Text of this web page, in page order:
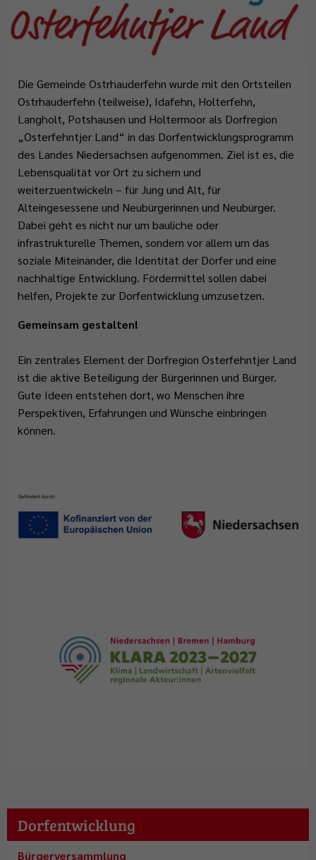
Abfallentsorgung
Geschichte
Plattdeutschbeauftragter
Wahlen
Flüchtlingsstützpunkt
Tafel Ostrhauderfehn
Treffpunkt Anleger
Erwachsenenbildung
Gemeindeentwicklungskonzept
Die Gemeinde Ostrhauderfehn wurde mit den Ortsteilen
Ostrhauderfehn (teilweise), Idafehn, Holterfehn,
Langholt, Potshausen und Holtermoor als Dorfregion
„Osterfehntjer Land“ in das Dorfentwicklungsprogramm
des Landes Niedersachsen aufgenommen. Ziel ist es, die
Lebensqualität vor Ort zu sichern und
weiterzuentwickeln – für Jung und Alt, für
Alteingesessene und Neubürgerinnen und Neubürger.
Dabei geht es nicht nur um bauliche oder
infrastrukturelle Themen, sondern vor allem um das
soziale Miteinander, die Identität der Dörfer und eine
nachhaltige Entwicklung. Fördermittel sollen dabei
helfen, Projekte zur Dorfentwicklung umzusetzen.
Gemeinsam gestalten!
Ein zentrales Element der Dorfregion Osterfehntjer Land
ist die aktive Beteiligung der Bürgerinnen und Bürger.
Gute Ideen entstehen dort, wo Menschen ihre
Perspektiven, Erfahrungen und Wünsche einbringen
können.
Dorfentwicklung
Bürgerversammlung